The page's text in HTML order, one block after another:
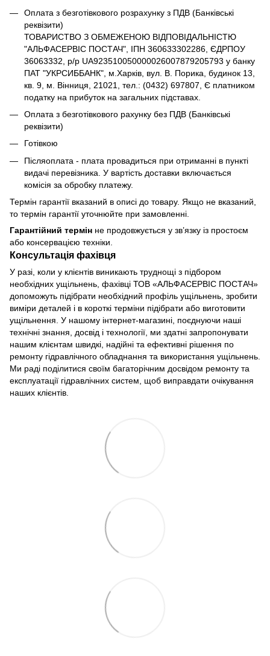
Оплата з безготівкового розрахунку з ПДВ (Банківські
реквізити)
ТОВАРИСТВО З ОБМЕЖЕНОЮ ВІДПОВІДАЛЬНІСТЮ
"АЛЬФАСЕРВІС ПОСТАЧ", ІПН 360633302286, ЄДРПОУ
36063332, р/р UA923510050000026007879205793 у банку
ПАТ "УКРСИББАНК", м.Харків, вул. В. Порика, будинок 13,
кв. 9, м. Вінниця, 21021, тел.: (0432) 697807, Є платником
податку на прибуток на загальних підставах.
Оплата з безготівкового рахунку без ПДВ (Банківські
реквізити)
Готівкою
Післяоплата - плата провадиться при отриманні в пункті
видачі перевізника. У вартість доставки включається
комісія за обробку платежу.
Термін гарантії вказаний в описі до товару. Якщо не вказаний,
то термін гарантії уточнюйте при замовленні.
Гарантійний термін не продовжується у зв’язку із простоєм
або консервацією техніки.
Консультація фахівця
У разі, коли у клієнтів виникають труднощі з підбором
необхідних ущільнень, фахівці ТОВ «АЛЬФАСЕРВІС ПОСТАЧ»
допоможуть підібрати необхідний профіль ущільнень, зробити
виміри деталей і в короткі терміни підібрати або виготовити
ущільнення. У нашому інтернет-магазині, поєднуючи наші
технічні знання, досвід і технології, ми здатні запропонувати
нашим клієнтам швидкі, надійні та ефективні рішення по
ремонту гідравлічного обладнання та використання ущільнень.
Ми раді поділитися своїм багаторічним досвідом ремонту та
експлуатації гідравлічних систем, щоб виправдати очікування
наших клієнтів.